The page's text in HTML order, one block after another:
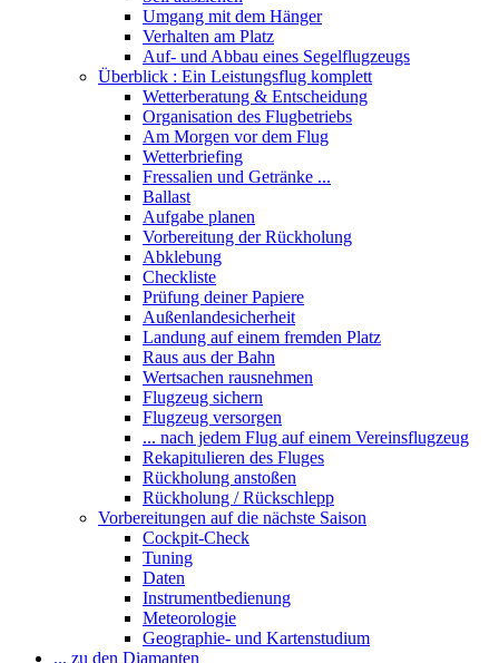
Umgang mit dem Hänger
Verhalten am Platz
Auf- und Abbau eines Segelflugzeugs
Überblick : Ein Leistungsflug komplett
Wetterberatung & Entscheidung
Organisation des Flugbetriebs
Am Morgen vor dem Flug
Wetterbriefing
Fressalien und Getränke ...
Ballast
Aufgabe planen
Vorbereitung der Rückholung
Abklebung
Checkliste
Prüfung deiner Papiere
Außenlandesicherheit
Landung auf einem fremden Platz
Raus aus der Bahn
Wertsachen rausnehmen
Flugzeug sichern
Flugzeug versorgen
... nach jedem Flug auf einem Vereinsflugzeug
Rekapitulieren des Fluges
Rückholung anstoßen
Rückholung / Rückschlepp
Vorbereitungen auf die nächste Saison
Cockpit-Check
Tuning
Daten
Instrumentbedienung
Meteorologie
Geographie- und Kartenstudium
... zu den Diamanten